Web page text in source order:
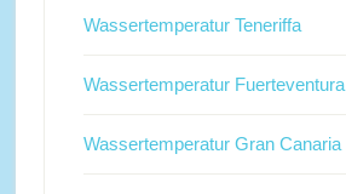
Wassertemperatur Teneriffa
Wassertemperatur Fuerteventura
Wassertemperatur Gran Canaria